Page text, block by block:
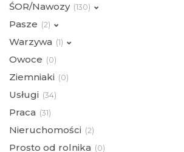
ŚOR/Nawozy (130)
Pasze (2)
Warzywa (1)
Owoce (0)
Ziemniaki (0)
Usługi (34)
Praca (31)
Nieruchomości (2)
Prosto od rolnika (0)